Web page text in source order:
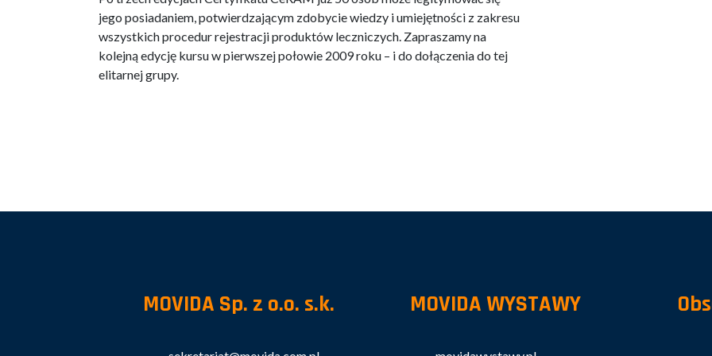
jego posiadaniem, potwierdzającym zdobycie wiedzy i umiejętności z zakresu
wszystkich procedur rejestracji produktów leczniczych. Zapraszamy na
kolejną edycję kursu w pierwszej połowie 2009 roku – i do dołączenia do tej
elitarnej grupy.
MOVIDA Sp. z o.o. s.k. MOVIDA WYSTAWY